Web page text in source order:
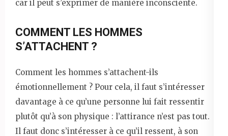
car il peut s’exprimer de manière inconsciente.
COMMENT LES HOMMES
S’ATTACHENT ?
Comment les hommes s’attachent-ils
émotionnellement ? Pour cela, il faut s’intéresser
davantage à ce qu’une personne lui fait ressentir
plutôt qu’à son physique : l’attirance n’est pas tout.
Il faut donc s’intéresser à ce qu’il ressent, à son